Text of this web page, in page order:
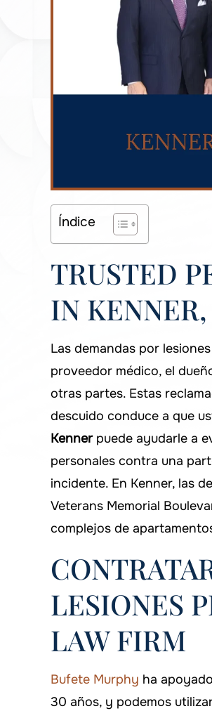
Índice
TRUSTED
IN
Las demandas por
proveedor médico, el
otras partes. Estas
descuido conduce a que
Kennerpuede ayudarle a
personales contra una
incidente. En Kenner, las
Veterans Memorial
complejos de
LESIONES
LAW FIRM
Bufete Murphy ha
30 años, y podemos
siempre está ahí cuando lo
necesitas!